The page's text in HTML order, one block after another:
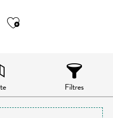
Ajouter aux
Filtres